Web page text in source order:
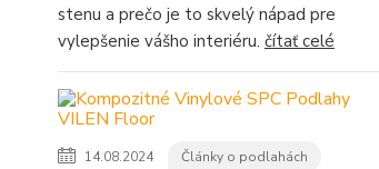
stenu a prečo je to skvelý nápad pre
vylepšenie vášho interiéru. čítať celé
14.08.2024 Články o podlahách